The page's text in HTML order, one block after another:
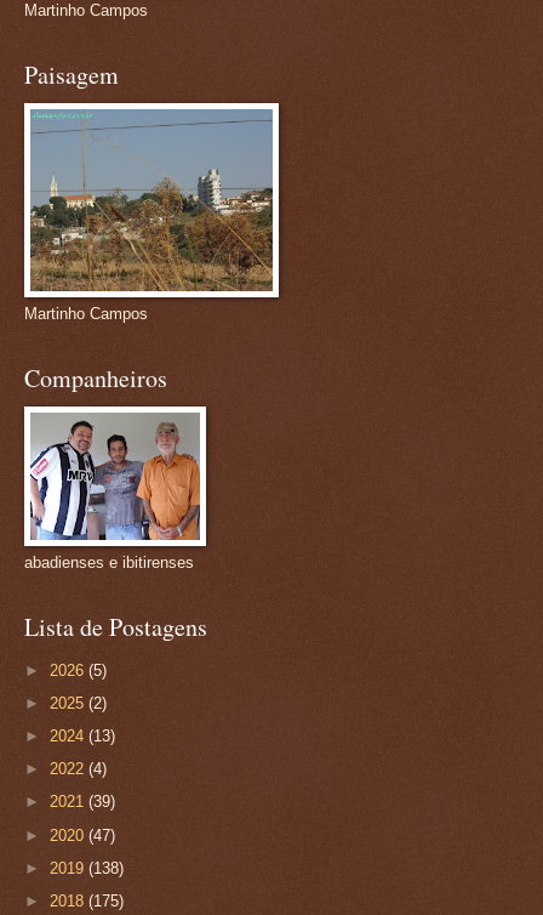
Martinho Campos
Paisagem
Martinho Campos
Companheiros
abadienses e ibitirenses
Lista de Postagens
► 2026 (5)
► 2025 (2)
► 2024 (13)
► 2022 (4)
► 2021 (39)
► 2020 (47)
► 2019 (138)
► 2018 (175)